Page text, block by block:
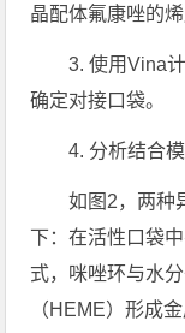
晶配体氟康唑的
3. 使用Vina
确定对接口袋。
4. 分析结合
如图2，两种
下：在活性口袋
式，咪唑环与水
（HEME）形成